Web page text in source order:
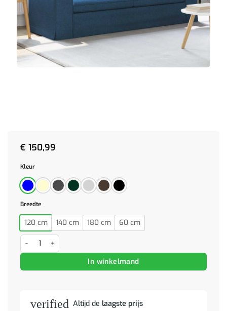
€ 150,99
Kleur
Breedte
120 cm 140 cm 180 cm 60 cm
Bank 180cm Blauw Metaal aantal
In winkelmand
verified Altijd de laagste prijs